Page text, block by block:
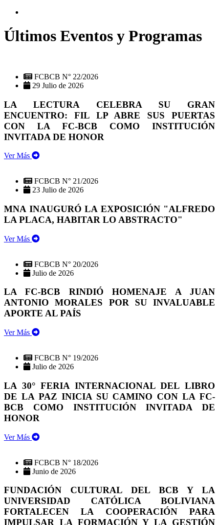
Últimos Eventos y Programas
FCBCB N° 22/2026
29 Julio de 2026
LA LECTURA CELEBRA SU GRAN
ENCUENTRO: FIL LP ABRE SUS PUERTAS
CON LA FC-BCB COMO INSTITUCIÓN
INVITADA DE HONOR
Ver Más
FCBCB N° 21/2026
23 Julio de 2026
MNA INAUGURÓ LA EXPOSICIÓN "ALFREDO
LA PLACA, HABITAR LO ABSTRACTO"
Ver Más
FCBCB N° 20/2026
Julio de 2026
LA FC-BCB RINDIÓ HOMENAJE A JUAN
ANTONIO MORALES POR SU INVALUABLE
APORTE AL PAÍS
Ver Más
FCBCB N° 19/2026
Julio de 2026
LA 30° FERIA INTERNACIONAL DEL LIBRO
DE LA PAZ INICIA SU CAMINO CON LA FC-
BCB COMO INSTITUCIÓN INVITADA DE
HONOR
Ver Más
FCBCB N° 18/2026
Junio de 2026
FUNDACIÓN CULTURAL DEL BCB Y LA
UNIVERSIDAD CATÓLICA BOLIVIANA
FORTALECEN LA COOPERACIÓN PARA
IMPULSAR LA FORMACIÓN Y LA GESTIÓN